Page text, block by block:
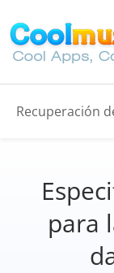
Recuperación
para